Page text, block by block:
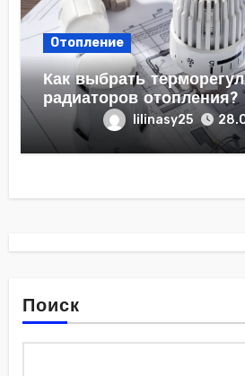
Отопление
Как выбрать
радиаторов отопления?
lilinasy25
Поиск